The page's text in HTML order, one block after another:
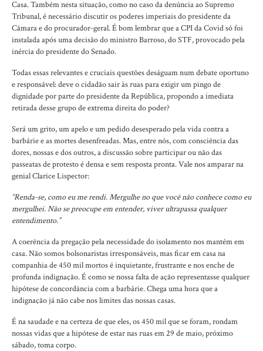
Casa. Também nesta situação, como no caso da denúncia ao Supremo
Tribunal, é necessário discutir os poderes imperiais do presidente da
Câmara e do procurador-geral. É bom lembrar que a CPI da Covid só foi
instalada após uma decisão do ministro Barroso, do STF, provocado pela
inércia do presidente do Senado.
Todas essas relevantes e cruciais questões deságuam num debate oportuno
e responsável: deve o cidadão sair às ruas para exigir um pingo de
dignidade por parte do presidente da República, propondo a imediata
retirada desse grupo de extrema direita do poder?
Será um grito, um apelo e um pedido desesperado pela vida contra a
barbárie e as mortes desenfreadas. Mas, entre nós, com consciência das
dores, nossas e dos outros, a discussão sobre participar ou não das
passeatas de protesto é densa e sem resposta pronta. Vale nos amparar na
genial Clarice Lispector:
“Renda-se, como eu me rendi. Mergulhe no que você não conhece como eu
mergulhei. Não se preocupe em entender, viver ultrapassa qualquer
entendimento.”
A coerência da pregação pela necessidade do isolamento nos mantém em
casa. Não somos bolsonaristas irresponsáveis, mas ficar em casa na
companhia de 450 mil mortos é inquietante, frustrante e nos enche de
profunda indignação. É como se nossa falta de ação representasse qualquer
hipótese de concordância com a barbárie. Chega uma hora que a
indignação já não cabe nos limites das nossas casas.
É na saudade e na certeza de que eles, os 450 mil que se foram, rondam
nossas vidas que a hipótese de estar nas ruas em 29 de maio, próximo
sábado, toma corpo.